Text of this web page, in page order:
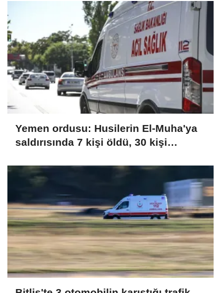
Yemen ordusu: Husilerin El-Muha'ya
saldırısında 7 kişi öldü, 30 kişi